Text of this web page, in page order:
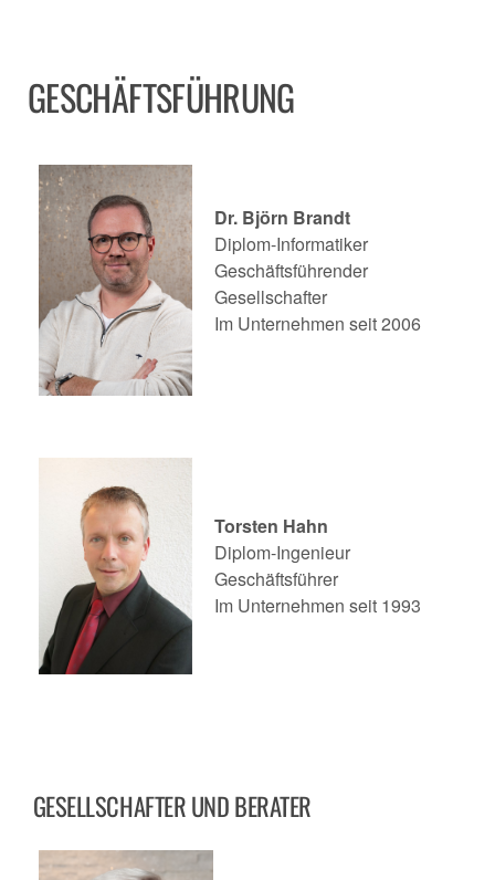
GESCHÄFTSFÜHRUNG
Dr. Björn Brandt
Diplom-Informatiker
Geschäftsführender
Gesellschafter
Im Unternehmen seit 2006
Torsten Hahn
Diplom-Ingenieur
Geschäftsführer
Im Unternehmen seit 1993
GESELLSCHAFTER UND BERATER